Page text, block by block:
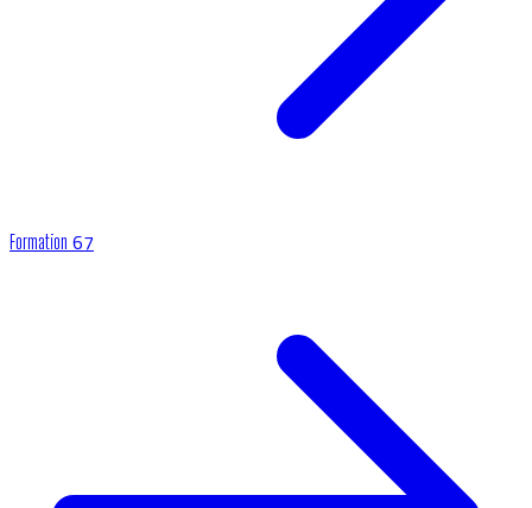
Formation 67